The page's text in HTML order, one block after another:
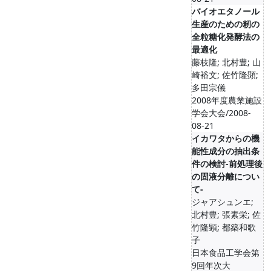
バイオエタノール
生産のための籾の
全粒糖化発酵法の
最適化
藤枝隆; 北村豊; 山
崎裕文; 佐竹隆顕;
多田宗儀
2008年度農業施設
学会大会/2008-
08-21
イカワタからの機
能性成分の抽出条
件の検討-前処理後
の固液分離につい
て-
ジャアシュンエ;
北村豊; 張素栄; 佐
竹隆顕; 都築和歌
子
日本食品工学会第
9回年次大